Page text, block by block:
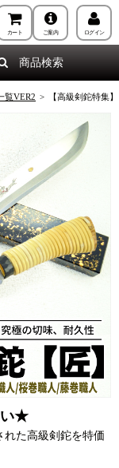
カート ご案内 ログイン
商品検索
覧VER2 > 【高級剣鉈特集】
い★
れた高級剣鉈を特価